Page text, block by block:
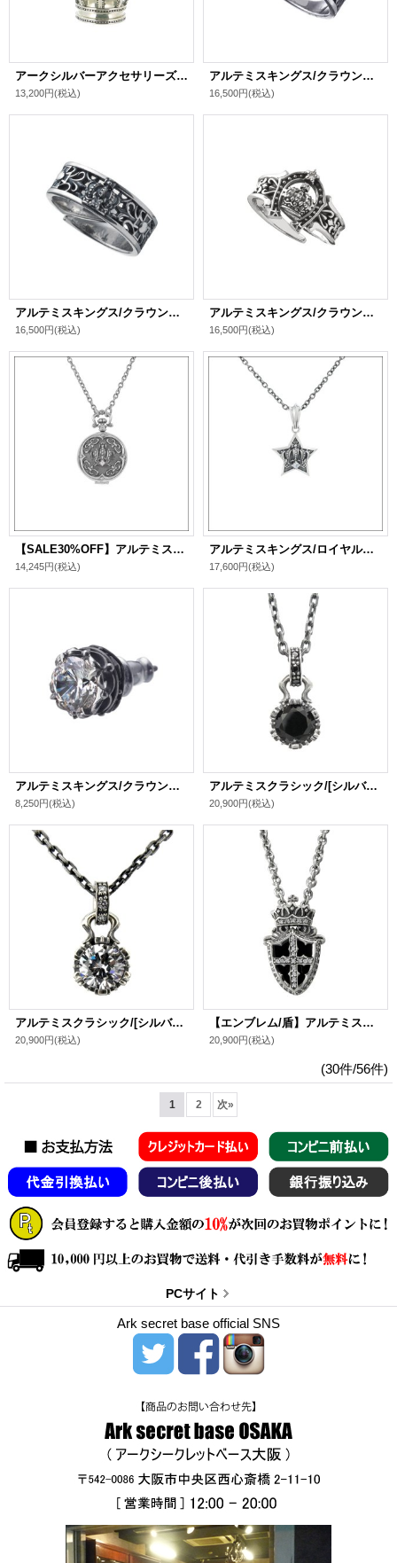
アークシルバーアクセサリーズ/[クラウンネックレス] globe crown pendant メンズ ブランド シルバーペンダント
13,200円(税込)
アルテミスキングス/クラウンスターリング シルバ－925 メンズ ブランド
16,500円(税込)
アルテミスキングス/クラウンクロスリング シルバー925 メンズ ブランド
16,500円(税込)
アルテミスキングス/クラウンホースシューリング シルバ－925 メンズ ブランド
16,500円(税込)
【SALE30%OFF】アルテミスキングス/クラウンクロックペンダント シルバ－925 メンズ ブランド
14,245円(税込)
アルテミスキングス/ロイヤルスターチャーム シルバ－925 メンズ ブランド
17,600円(税込)
アルテミスキングス/クラウンストーンスタッドCL シルバ－925 メンズ ブランド
8,250円(税込)
アルテミスクラシック/[シルバーネックレス]ストーンクラウンチャーム ブラック/Artemis Classic メンズ ブランド シルバーペンダント シルバー925
20,900円(税込)
アルテミスクラシック/[シルバーネックレス]ストーンクラウンチャーム ホワイト/Artemis Classic メンズ ブランド シルバーペンダント シルバー925
20,900円(税込)
【エンブレム/盾】アルテミスクラシック/[シルバーネックレス]オニキスエンブレムチャーム/Artemis Classic メンズ ブランド シルバーペンダント シルバー925
20,900円(税込)
(30件/56件)
1 2 次»
PCサイト
Ark secret base official SNS